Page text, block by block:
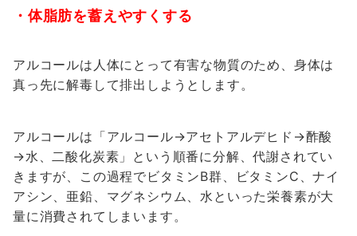
・体脂肪を蓄えやすくする
アルコールは人体にとって有害な物質のため、身体は
真っ先に解毒して排出しようとします。
アルコールは「アルコール→アセトアルデヒド→酢酸
→水、二酸化炭素」という順番に分解、代謝されてい
きますが、この過程でビタミンB群、ビタミンC、ナイ
アシン、亜鉛、マグネシウム、水といった栄養素が大
量に消費されてしまいます。